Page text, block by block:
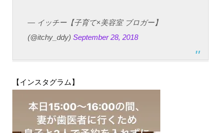
— イッチー【子育て×美容室 ブロガー】
(@itchy_ddy) September 28, 2018
【インスタグラム】